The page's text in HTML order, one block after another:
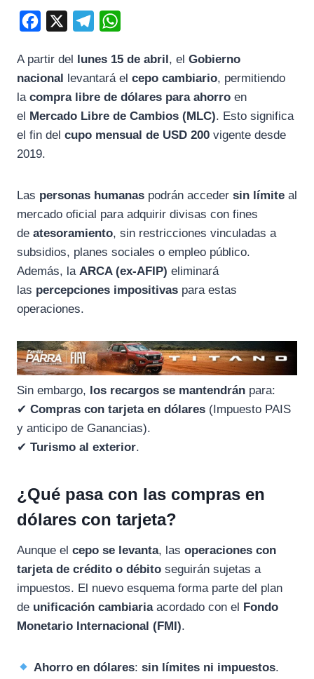
c
e
b
l
e
g
a
t
s
A partir del lunes 15 de abril, el Gobierno
nacional levantará el cepo cambiario, permitiendo
la compra libre de dólares para ahorro en
el Mercado Libre de Cambios (MLC). Esto significa
el fin del cupo mensual de USD 200 vigente desde
2019.
Las personas humanas podrán acceder sin límite al
mercado oficial para adquirir divisas con fines
de atesoramiento, sin restricciones vinculadas a
subsidios, planes sociales o empleo público.
Además, la ARCA (ex-AFIP) eliminará
las percepciones impositivas para estas
operaciones.
Sin embargo, los recargos se mantendrán para:
✔ Compras con tarjeta en dólares (Impuesto PAIS
y anticipo de Ganancias).
✔ Turismo al exterior.
¿Qué pasa con las compras en
dólares con tarjeta?
Aunque el cepo se levanta, las operaciones con
tarjeta de crédito o débito seguirán sujetas a
impuestos. El nuevo esquema forma parte del plan
de unificación cambiariaacordado con el Fondo
Monetario Internacional (FMI).
Ahorro en dólares:sin límites ni impuestos.